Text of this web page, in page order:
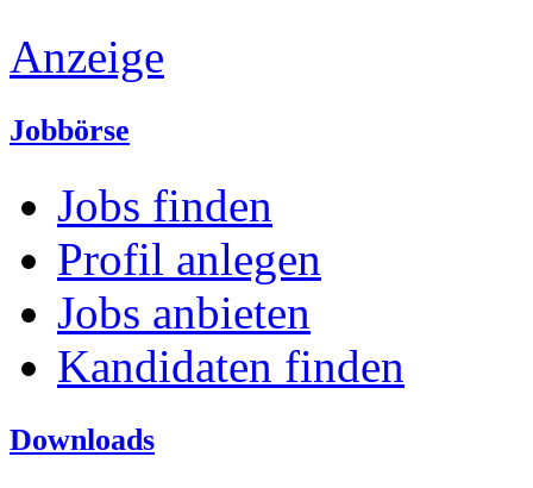
Anzeige
Jobbörse
Jobs finden
Profil anlegen
Jobs anbieten
Kandidaten finden
Downloads